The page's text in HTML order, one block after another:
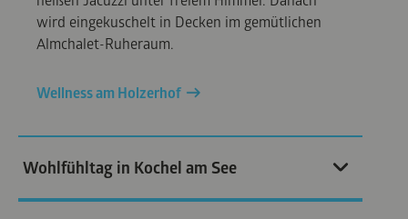
wird eingekuschelt in Decken im gemütlichen
Almchalet-Ruheraum.
Wellness am Holzerhof
Wohlfühltag in Kochel am See